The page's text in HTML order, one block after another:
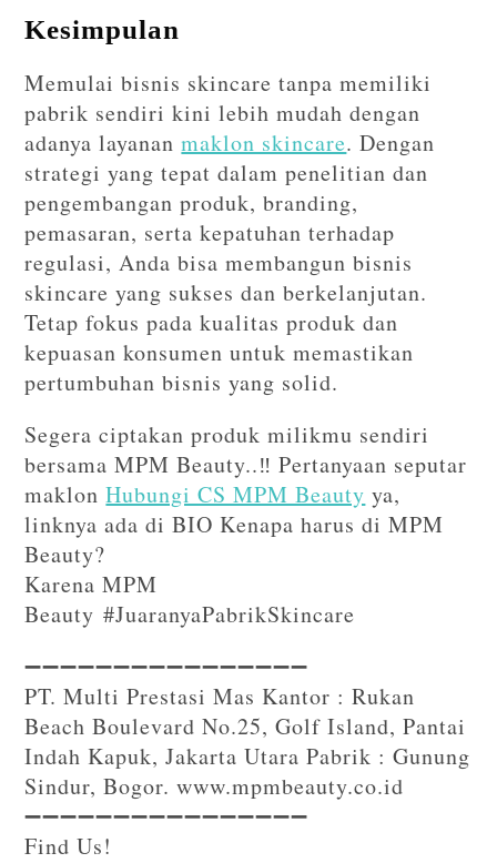
Kesimpulan
Memulai bisnis skincare tanpa memiliki
pabrik sendiri kini lebih mudah dengan
adanya layananmaklon skincare. Dengan
strategi yang tepat dalam penelitian dan
pengembangan produk, branding,
pemasaran, serta kepatuhan terhadap
regulasi, Anda bisa membangun bisnis
skincare yang sukses dan berkelanjutan.
Tetap fokus pada kualitas produk dan
kepuasan konsumen untuk memastikan
pertumbuhan bisnis yang solid.
Segera ciptakan produk milikmu sendiri
bersama MPM Beauty..‼️ Pertanyaan seputar
maklonHubungi CS MPM Beauty ya,
linknya ada di BIO Kenapa harus di MPM
Beauty?
Karena MPM
Beauty #JuaranyaPabrikSkincare
➖➖➖➖➖➖➖➖➖➖➖➖➖➖➖➖⁣⁣
PT. Multi Prestasi Mas Kantor : Rukan
Beach Boulevard No.25, Golf Island, Pantai
Indah Kapuk, Jakarta Utara Pabrik : Gunung
Sindur, Bogor. www.mpmbeauty.co.id
➖➖➖➖➖➖➖➖➖➖➖➖➖➖➖➖⁣⁣⁣
Find Us!⁣⁣⁣